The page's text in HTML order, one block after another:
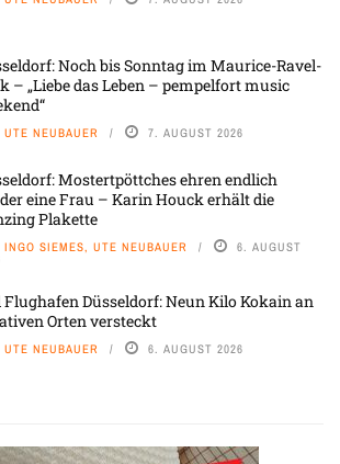
Noch bis Sonntag im Maurice-Ravel-
– „Liebe das Leben – pempelfort music
UTE NEUBAUER 7. AUGUST 2026
Mostertpöttches ehren endlich
eine Frau – Karin Houck erhält die
Plakette
INGO SIEMES, UTE NEUBAUER 6. AUGUST
Flughafen Düsseldorf: Neun Kilo Kokain an
Orten versteckt
UTE NEUBAUER 6. AUGUST 2026